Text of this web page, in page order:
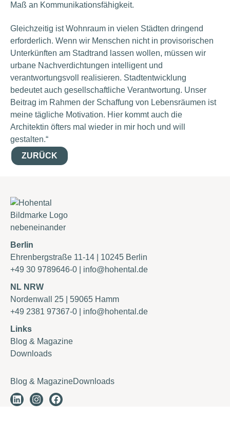
Maß an Kommunikationsfähigkeit.
Gleichzeitig ist Wohnraum in vielen Städten dringend
erforderlich. Wenn wir Menschen nicht in provisorischen
Unterkünften am Stadtrand lassen wollen, müssen wir
urbane Nachverdichtungen intelligent und
verantwortungsvoll realisieren. Stadtentwicklung
bedeutet auch gesellschaftliche Verantwortung. Unser
Beitrag im Rahmen der Schaffung von Lebensräumen ist
meine tägliche Motivation. Hier kommt auch die
Architektin öfters mal wieder in mir hoch und will
gestalten.“
ZURÜCK
Berlin
Ehrenbergstraße 11-14 | 10245 Berlin
+49 30 9789646-0 | info@hohental.de
NL NRW
Nordenwall 25 | 59065 Hamm
+49 2381 97367-0 | info@hohental.de
Links
Blog & Magazine
Downloads
Blog & MagazineDownloads